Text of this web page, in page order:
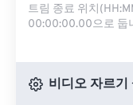
트림 종료 위치
00:00:00.00으로 둡
비디오 자르기